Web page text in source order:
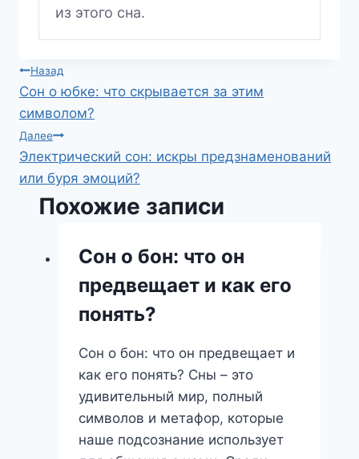
из этого сна.
Навигация
по
записям
Назад
Сон о юбке: что скрывается за этим
символом?
Далее
Электрический сон: искры предзнаменований
или буря эмоций?
Похожие записи
Сон о бон: что он
предвещает и как его
понять?
Сон о бон: что он предвещает и
как его понять? Сны – это
удивительный мир, полный
символов и метафор, которые
наше подсознание использует